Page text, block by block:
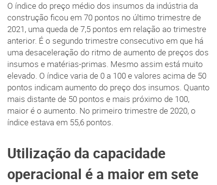
O índice do preço médio dos insumos da indústria da
construção ficou em 70 pontos no último trimestre de
2021, uma queda de 7,5 pontos em relação ao trimestre
anterior. É o segundo trimestre consecutivo em que há
uma desaceleração do ritmo de aumento de preços dos
insumos e matérias-primas. Mesmo assim está muito
elevado. O índice varia de 0 a 100 e valores acima de 50
pontos indicam aumento do preço dos insumos. Quanto
mais distante de 50 pontos e mais próximo de 100,
maior é o aumento. No primeiro trimestre de 2020, o
índice estava em 55,6 pontos.
Utilização da capacidade
operacional é a maior em sete